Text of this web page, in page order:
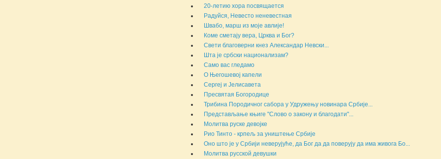
20-летию хора посвящается
Радуйся, Невесто неневестная
Швабо, марш из моје авлије!
Коме сметају вера, Црква и Бог?
Свети благоверни кнез Александар Невски...
Шта је србски национализам?
Само вас гледамо
О Његошевој капели
Сергеј и Јелисавета
Пресвятая Богородице
Трибина Породичног сабора у Удружењу новинара Србије...
Представљање књиге "Слово о закону и благодати"...
Молитва руске девојке
Рио Тинто - крпељ за уништење Србије
Оно што је у Србији неверујуће, да Бог да да поверују да има живога Бо...
Молитва русской девушки